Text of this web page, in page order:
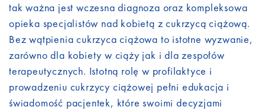
tak ważna jest wczesna diagnoza oraz kompleksowa
opieka specjalistów nad kobietą z cukrzycą ciążową.
Bez wątpienia cukrzyca ciążowa to istotne wyzwanie,
zarówno dla kobiety w ciąży jak i dla zespołów
terapeutycznych. Istotną rolę w profilaktyce i
prowadzeniu cukrzycy ciążowej pełni edukacja i
świadomość pacjentek, które swoimi decyzjami